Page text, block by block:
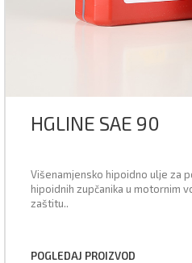
HGLINE SAE 90
Višenamjensko hipoidno ulje za
hipoidnih zupčanika u motornim
zaštitu..
POGLEDAJ PROIZVOD